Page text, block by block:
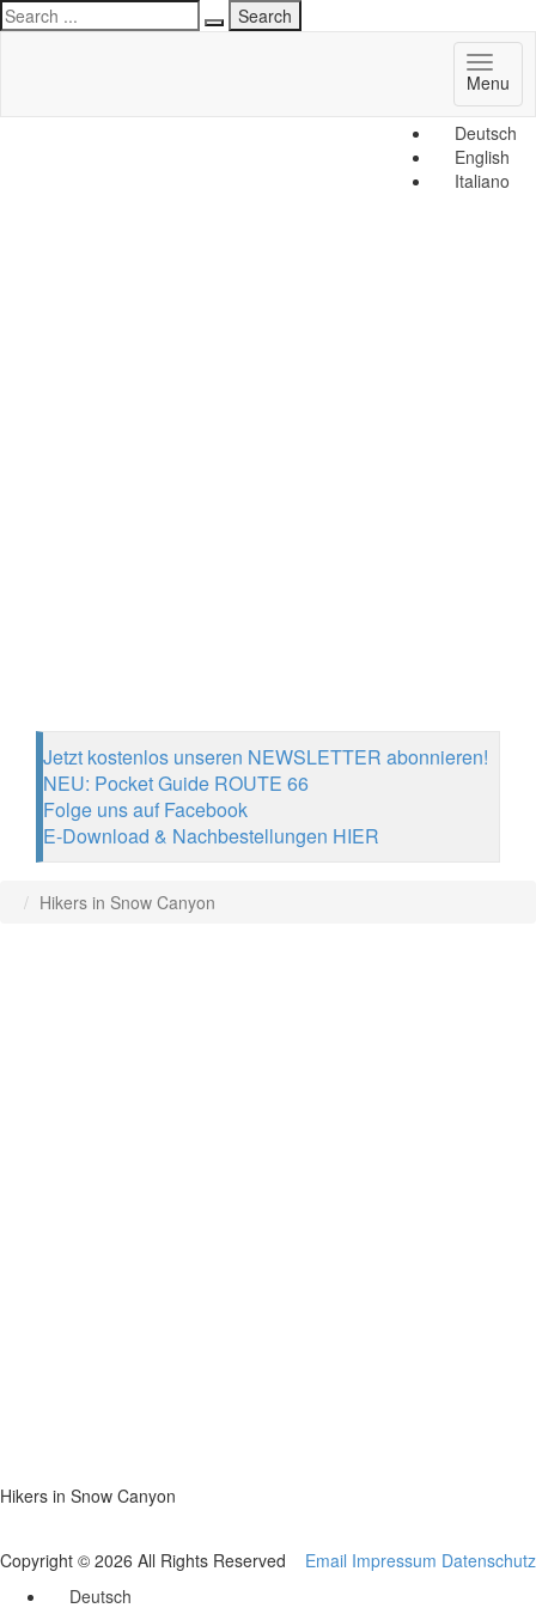
Deutsch
English
Italiano
Menu
Jetzt kostenlos unseren NEWSLETTER abonnieren!
NEU: Pocket Guide ROUTE 66
Folge uns auf Facebook
E-Download & Nachbestellungen HIER
Hikers in Snow Canyon
Hikers in Snow Canyon
Copyright © 2026 All Rights Reserved Email Impressum Datenschutz
Deutsch